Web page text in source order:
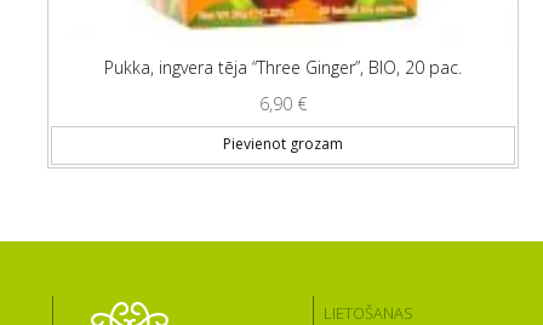
Pukka, ingvera tēja “Three Ginger”, BIO, 20 pac.
6,90 €
Pievienot grozam
LIETOŠANAS